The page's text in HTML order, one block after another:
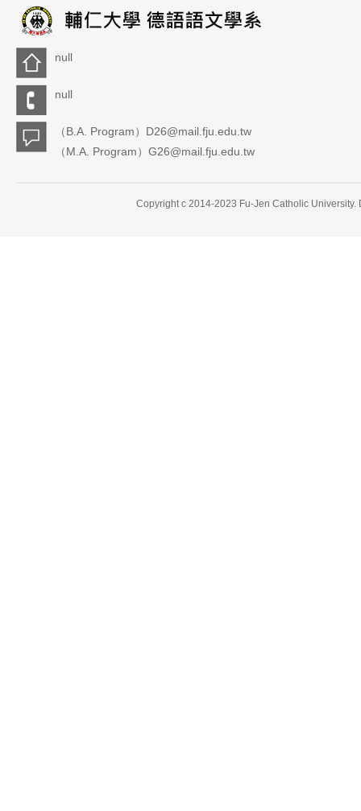
null
null
（B.A. Program）D26@mail.fju.edu.tw
（M.A. Program）G26@mail.fju.edu.tw
Copyright c 2014-2023 Fu-Jen Catholic